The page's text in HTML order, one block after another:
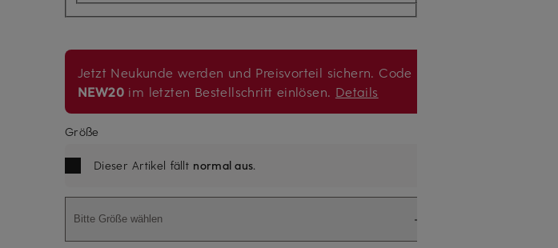
Jetzt Neukunde werden und Preisvorteil sichern. Code
NEW20 im letzten Bestellschritt einlösen. Details
Größe
Dieser Artikel fällt normal aus.
Bitte Größe wählen